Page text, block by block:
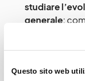
Questo sito web
studiare
generale:
Grazie a